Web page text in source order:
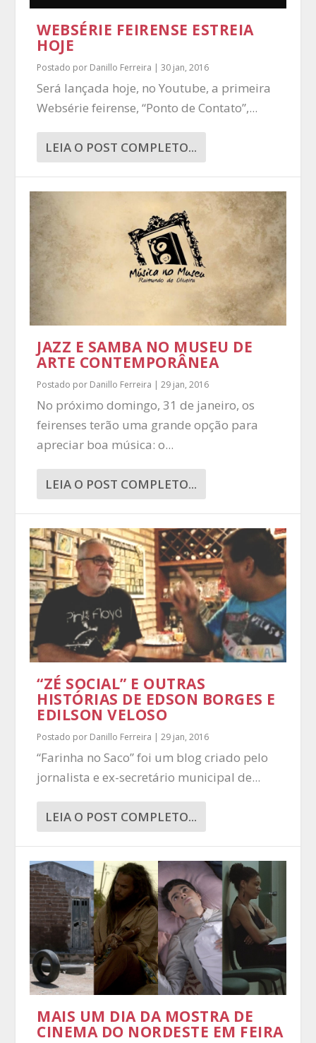
WEBSÉRIE FEIRENSE ESTREIA
HOJE
Postado por Danillo Ferreira |30 jan, 2016
Será lançada hoje, no Youtube, a primeira
Websérie feirense, “Ponto de Contato”,...
LEIA O POST COMPLETO...
JAZZ E SAMBA NO MUSEU DE
ARTE CONTEMPORÂNEA
Postado por Danillo Ferreira |29 jan, 2016
No próximo domingo, 31 de janeiro, os
feirenses terão uma grande opção para
apreciar boa música: o...
LEIA O POST COMPLETO...
“ZÉ SOCIAL” E OUTRAS
HISTÓRIAS DE EDSON BORGES E
EDILSON VELOSO
Postado por Danillo Ferreira |29 jan, 2016
“Farinha no Saco” foi um blog criado pelo
jornalista e ex-secretário municipal de...
LEIA O POST COMPLETO...
MAIS UM DIA DA MOSTRA DE
CINEMA DO NORDESTE EM FEIRA